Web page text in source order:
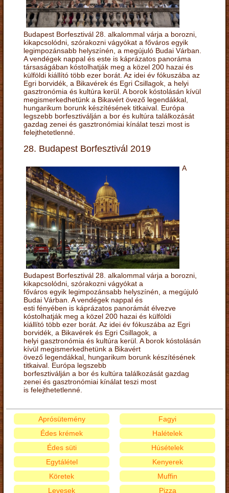
Budapest Borfesztivál 28. alkalommal várja a borozni,
kikapcsolódni, szórakozni vágyókat a főváros egyik
legimpozánsabb helyszínén, a megújuló Budai Várban.
A vendégek nappal és este is káprázatos panoráma
társaságában kóstolhatják meg a közel 200 hazai és
külföldi kiállító több ezer borát. Az idei év fókuszába az
Egri borvidék, a Bikavérek és Egri Csillagok, a helyi
gasztronómia és kultúra kerül. A borok kóstolásán kívül
megismerkedhetünk a Bikavért övező legendákkal,
hungarikum borunk készítésének titkaival. Európa
legszebb borfesztiválján a bor és kultúra találkozását
gazdag zenei és gasztronómiai kínálat teszi most is
felejthetetlenné.
28. Budapest Borfesztivál 2019
A
Budapest Borfesztivál 28. alkalommal várja a borozni,
kikapcsolódni, szórakozni vágyókat a
főváros egyik legimpozánsabb helyszínén, a megújuló
Budai Várban. A vendégek nappal és
esti fényében is káprázatos panorámát élvezve
kóstolhatják meg a közel 200 hazai és külföldi
kiállító több ezer borát. Az idei év fókuszába az Egri
borvidék, a Bikavérek és Egri Csillagok, a
helyi gasztronómia és kultúra kerül. A borok kóstolásán
kívül megismerkedhetünk a Bikavért
övező legendákkal, hungarikum borunk készítésének
titkaival. Európa legszebb
borfesztiválján a bor és kultúra találkozását gazdag
zenei és gasztronómiai kínálat teszi most
is felejthetetlenné.
Aprósütemény
Édes krémek
Édes süti
Egytálétel
Fagyi
Halételek
Húsételek
Kenyerek
Köretek
Levesek
Muffin
Pizza